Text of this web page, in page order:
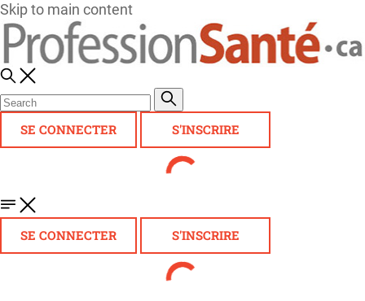
Skip to main content
SE CONNECTER S'INSCRIRE
SE CONNECTER S'INSCRIRE